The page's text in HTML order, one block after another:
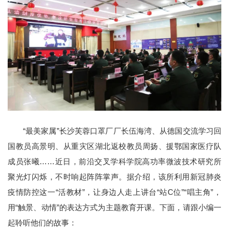
“最美家属”长沙芙蓉口罩厂厂长伍海湾、从德国交流学习回
国教员高景明、从重灾区湖北返校教员周扬、援鄂国家医疗队
成员张曦……近日，前沿交叉学科学院高功率微波技术研究所
聚光灯闪烁，不时响起阵阵掌声。据介绍，该所利用新冠肺炎
疫情防控这一“活教材”，让身边人走上讲台“站C位”“唱主角”，
用“触景、动情”的表达方式为主题教育开课。下面，请跟小编一
起聆听他们的故事：